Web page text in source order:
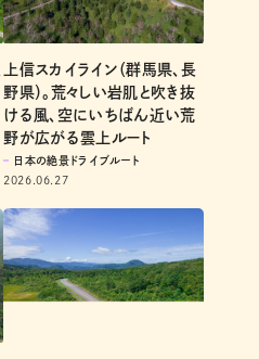
上信スカイライン（群馬県、長
野県）。荒々しい岩肌と吹き抜
ける風、空にいちばん近い荒
野が広がる雲上ルート
日本の絶景ドライブルート
2026.06.27